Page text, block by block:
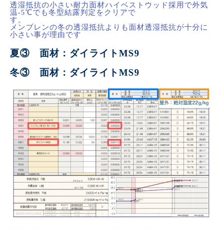
透湿抵抗の小さい耐力面材ハイベストウッド採用で外気
温-5℃でも冬型結露判定をクリアで
す
メンブレンの冬の透湿抵抗よりも面材透湿抵抗が十分に
小さい事が理由です
夏③ 面材：ダイライトMS9
冬③ 面材：ダイライトMS9